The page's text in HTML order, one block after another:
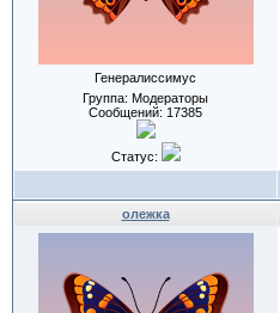
Генералиссимус
Группа: Модераторы
Сообщений: 17385
Статус:
олежка